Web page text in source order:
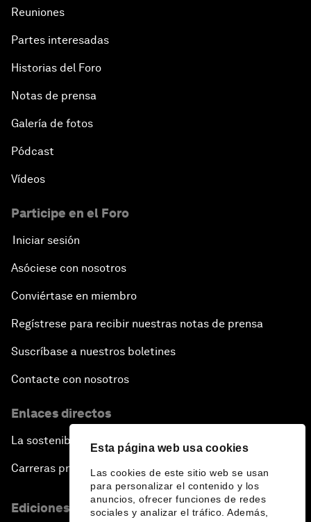
Esta página web usa cookies
Las cookies de este sitio web se usan
para personalizar el contenido y los
anuncios, ofrecer funciones de redes
sociales y analizar el tráfico. Además,
Reuniones
Partes interesadas
Historias del Foro
Notas de prensa
Galería de fotos
Pódcast
Vídeos
Participe en el Foro
Iniciar sesión
Asóciese con nosotros
Conviértase en miembro
Regístrese para recibir nuestras notas de prensa
Suscríbase a nuestros boletines
Contacte con nosotros
Enlaces directos
La sostenibilidad en el Foro
Carreras profesionales
Ediciones en otros idiomas